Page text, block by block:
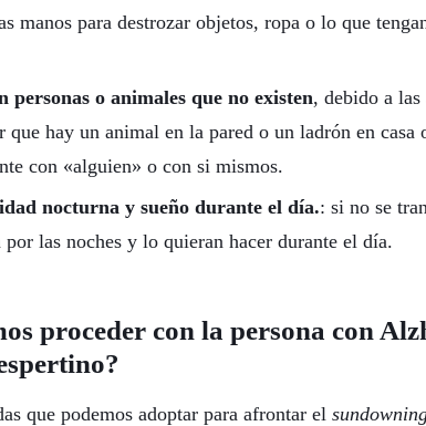
manos para destrozar objetos, ropa o lo que
personas o animales que no existen, debido a
que hay un animal en la pared o un ladrón en casa
con «alguien» o con si mismos.
nocturna y sueño durante el día.: si no se
las noches y lo quieran hacer durante el día.
proceder con la persona con
que podemos adoptar para afrontar el